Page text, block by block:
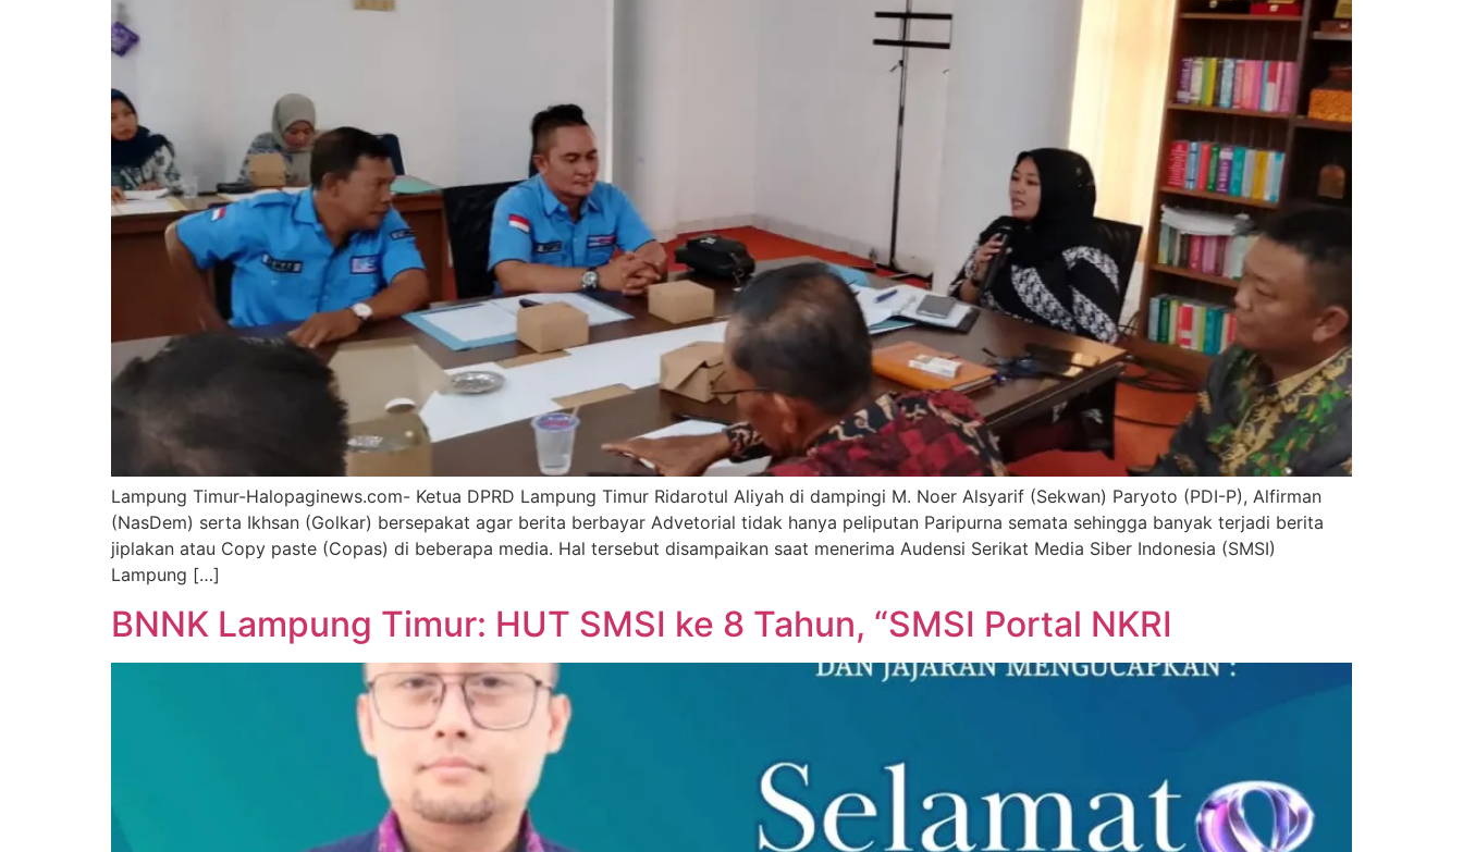
Lampung Timur-Halopaginews.com- Ketua DPRD Lampung Timur Ridarotul Aliyah di dampingi M. Noer Alsyarif (Sekwan) Paryoto (PDI-P), Alfirman
(NasDem) serta Ikhsan (Golkar) bersepakat agar berita berbayar Advetorial tidak hanya peliputan Paripurna semata sehingga banyak terjadi berita
jiplakan atau Copy paste (Copas) di beberapa media. Hal tersebut disampaikan saat menerima Audensi Serikat Media Siber Indonesia (SMSI)
Lampung […]
BNNK Lampung Timur: HUT SMSI ke 8 Tahun, “SMSI Portal NKRI